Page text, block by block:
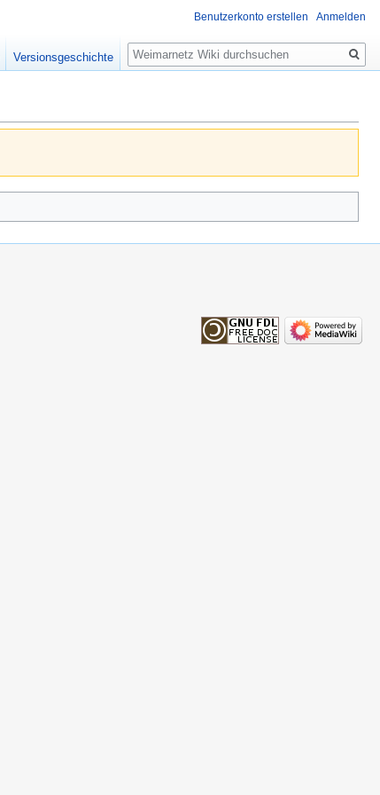
Benutzerkonto erstellen Anmelden
Versionsgeschichte
Suche